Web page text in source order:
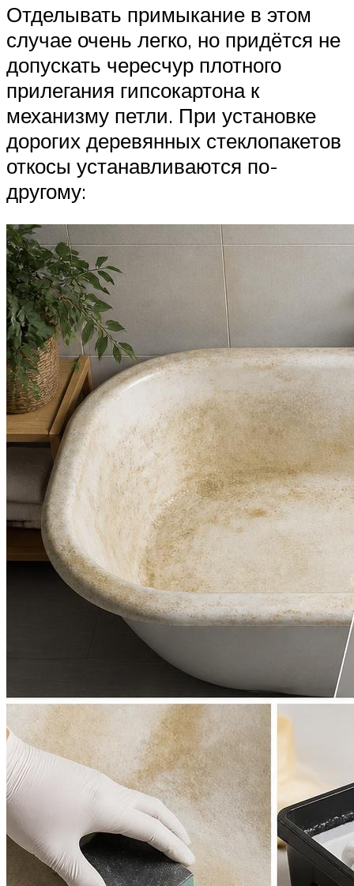
Отделывать примыкание в этом
случае очень легко, но придётся не
допускать чересчур плотного
прилегания гипсокартона к
механизму петли. При установке
дорогих деревянных стеклопакетов
откосы устанавливаются по-
другому: